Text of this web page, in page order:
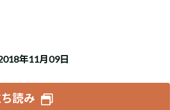
年11月09日
読み